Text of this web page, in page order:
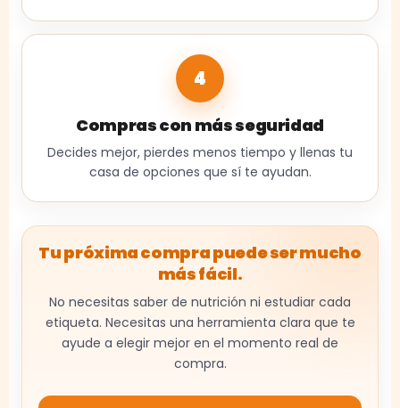
4
Compras con más seguridad
Decides mejor, pierdes menos tiempo y llenas tu
casa de opciones que sí te ayudan.
Tu próxima compra puede ser mucho
más fácil.
No necesitas saber de nutrición ni estudiar cada
etiqueta. Necesitas una herramienta clara que te
ayude a elegir mejor en el momento real de
compra.